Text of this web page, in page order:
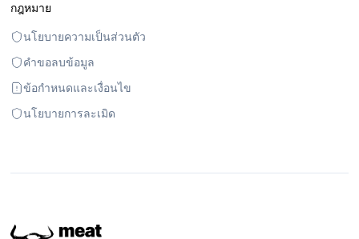
กฎหมาย
นโยบายความเป็นส่วนตัว
คำขอลบข้อมูล
ข้อกำหนดและเงื่อนไข
นโยบายการละเมิด